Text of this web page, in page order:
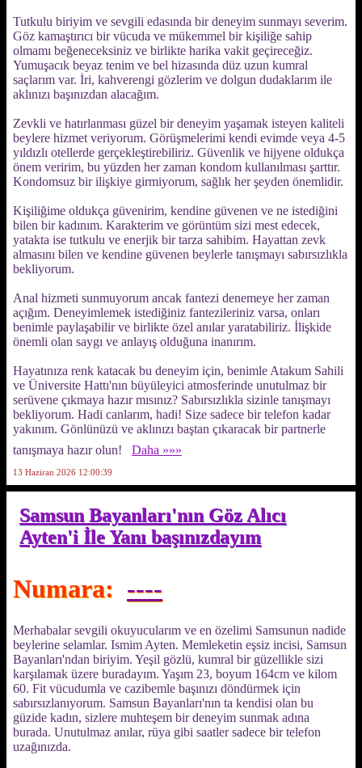
Tutkulu biriyim ve sevgili edasında bir deneyim sunmayı severim.
Göz kamaştırıcı bir vücuda ve mükemmel bir kişiliğe sahip
olmamı beğeneceksiniz ve birlikte harika vakit geçireceğiz.
Yumuşacık beyaz tenim ve bel hizasında düz uzun kumral
saçlarım var. İri, kahverengi gözlerim ve dolgun dudaklarım ile
aklınızı başınızdan alacağım.
Zevkli ve hatırlanması güzel bir deneyim yaşamak isteyen kaliteli
beylere hizmet veriyorum. Görüşmelerimi kendi evimde veya 4-5
yıldızlı otellerde gerçekleştirebiliriz. Güvenlik ve hijyene oldukça
önem veririm, bu yüzden her zaman kondom kullanılması şarttır.
Kondomsuz bir ilişkiye girmiyorum, sağlık her şeyden önemlidir.
Kişiliğime oldukça güvenirim, kendine güvenen ve ne istediğini
bilen bir kadınım. Karakterim ve görüntüm sizi mest edecek,
yatakta ise tutkulu ve enerjik bir tarza sahibim. Hayattan zevk
almasını bilen ve kendine güvenen beylerle tanışmayı sabırsızlıkla
bekliyorum.
Anal hizmeti sunmuyorum ancak fantezi denemeye her zaman
açığım. Deneyimlemek istediğiniz fantezileriniz varsa, onları
benimle paylaşabilir ve birlikte özel anılar yaratabiliriz. İlişkide
önemli olan saygı ve anlayış olduğuna inanırım.
Hayatınıza renk katacak bu deneyim için, benimle Atakum Sahili
ve Üniversite Hattı'nın büyüleyici atmosferinde unutulmaz bir
serüvene çıkmaya hazır mısınız? Sabırsızlıkla sizinle tanışmayı
bekliyorum. Hadi canlarım, hadi! Size sadece bir telefon kadar
yakınım. Gönlünüzü ve aklınızı baştan çıkaracak bir partnerle
tanışmaya hazır olun!
Daha »»»
13 Haziran 2026 12:00:39
Samsun Bayanları'nın Göz Alıcı
Ayten'i İle Yanı başınızdayım
Numara: ----
Merhabalar sevgili okuyucularım ve en özelimi Samsunun nadide
beylerine selamlar. Ismim Ayten. Memleketin eşsiz incisi, Samsun
Bayanları'ndan biriyim. Yeşil gözlü, kumral bir güzellikle sizi
karşılamak üzere buradayım. Yaşım 23, boyum 164cm ve kilom
60. Fit vücudumla ve cazibemle başınızı döndürmek için
sabırsızlanıyorum. Samsun Bayanları'nın ta kendisi olan bu
güzide kadın, sizlere muhteşem bir deneyim sunmak adına
burada. Unutulmaz anılar, rüya gibi saatler sadece bir telefon
uzağınızda.